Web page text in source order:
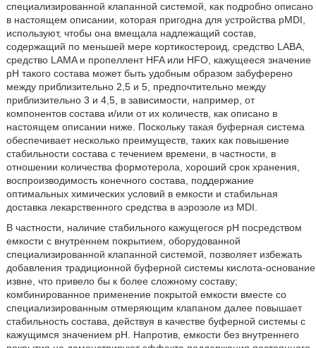
специализированной клапанной системой, как подробно описано
в настоящем описании, которая пригодна для устройства pMDI,
используют, чтобы она вмещала надлежащий состав,
содержащий по меньшей мере кортикостероид, средство LABA,
средство LAMA и пропеллент HFA или HFO, кажущееся значение
pH такого состава может быть удобным образом забуферено
между приблизительно 2,5 и 5, предпочтительно между
приблизительно 3 и 4,5, в зависимости, например, от
компонентов состава и/или от их количеств, как описано в
настоящем описании ниже. Поскольку такая буферная система
обеспечивает несколько преимуществ, таких как повышение
стабильности состава с течением времени, в частности, в
отношении количества формотерола, хороший срок хранения,
воспроизводимость конечного состава, поддержание
оптимальных химических условий в емкости и стабильная
доставка лекарственного средства в аэрозоле из MDI.
В частности, наличие стабильного кажущегося pH посредством
емкости с внутреннем покрытием, оборудованной
специализированной клапанной системой, позволяет избежать
добавления традиционной буферной системы кислота-основание
извне, что привело бы к более сложному составу;
комбинированное применение покрытой емкости вместе со
специализированным отмеряющим клапаном далее повышает
стабильность состава, действуя в качестве буферной системы с
кажущимся значением pH. Напротив, емкости без внутреннего